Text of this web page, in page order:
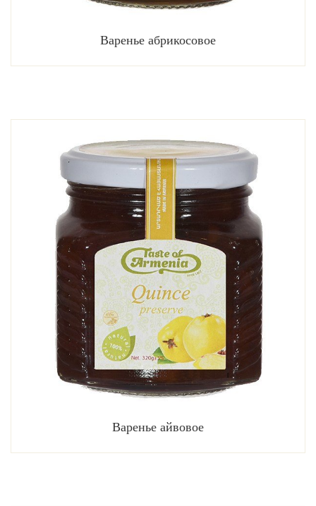
Варенье абрикосовое
Варенье айвовое